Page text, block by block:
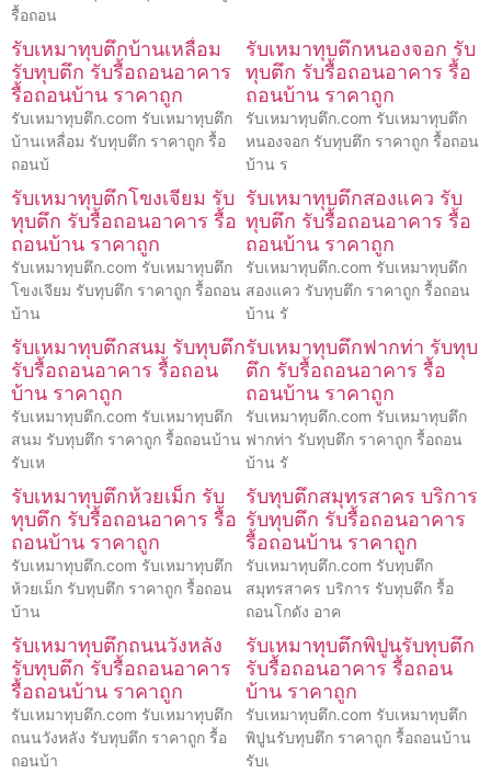
รื้อถอน
รับเหมาทุบตึกบ้านเหลื่อม
รับทุบตึก รับรื้อถอนอาคาร
รื้อถอนบ้าน ราคาถูก
รับเหมาทุบตึก.com รับเหมาทุบตึก
บ้านเหลื่อม รับทุบตึก ราคาถูก รื้อ
ถอนบ้
รับเหมาทุบตึกหนองจอก รับ
ทุบตึก รับรื้อถอนอาคาร รื้อ
ถอนบ้าน ราคาถูก
รับเหมาทุบตึก.com รับเหมาทุบตึก
หนองจอก รับทุบตึก ราคาถูก รื้อถอน
บ้าน ร
รับเหมาทุบตึกโขงเจียม รับ
ทุบตึก รับรื้อถอนอาคาร รื้อ
ถอนบ้าน ราคาถูก
รับเหมาทุบตึก.com รับเหมาทุบตึก
โขงเจียม รับทุบตึก ราคาถูก รื้อถอน
บ้าน
รับเหมาทุบตึกสองแคว รับ
ทุบตึก รับรื้อถอนอาคาร รื้อ
ถอนบ้าน ราคาถูก
รับเหมาทุบตึก.com รับเหมาทุบตึก
สองแคว รับทุบตึก ราคาถูก รื้อถอน
บ้าน รั
รับเหมาทุบตึกสนม รับทุบตึก
รับรื้อถอนอาคาร รื้อถอน
บ้าน ราคาถูก
รับเหมาทุบตึก.com รับเหมาทุบตึก
สนม รับทุบตึก ราคาถูก รื้อถอนบ้าน
รับเห
รับเหมาทุบตึกฟากท่า รับทุบ
ตึก รับรื้อถอนอาคาร รื้อ
ถอนบ้าน ราคาถูก
รับเหมาทุบตึก.com รับเหมาทุบตึก
ฟากท่า รับทุบตึก ราคาถูก รื้อถอน
บ้าน รั
รับเหมาทุบตึกห้วยเม็ก รับ
ทุบตึก รับรื้อถอนอาคาร รื้อ
ถอนบ้าน ราคาถูก
รับเหมาทุบตึก.com รับเหมาทุบตึก
ห้วยเม็ก รับทุบตึก ราคาถูก รื้อถอน
บ้าน
รับทุบตึกสมุทรสาคร บริการ
รับทุบตึก รับรื้อถอนอาคาร
รื้อถอนบ้าน ราคาถูก
รับเหมาทุบตึก.com รับทุบตึก
สมุทรสาคร บริการ รับทุบตึก รื้อ
ถอนโกดัง อาค
รับเหมาทุบตึกถนนวังหลัง
รับทุบตึก รับรื้อถอนอาคาร
รื้อถอนบ้าน ราคาถูก
รับเหมาทุบตึก.com รับเหมาทุบตึก
ถนนวังหลัง รับทุบตึก ราคาถูก รื้อ
ถอนบ้า
รับเหมาทุบตึกพิปูนรับทุบตึก
รับรื้อถอนอาคาร รื้อถอน
บ้าน ราคาถูก
รับเหมาทุบตึก.com รับเหมาทุบตึก
พิปูนรับทุบตึก ราคาถูก รื้อถอนบ้าน
รับเ